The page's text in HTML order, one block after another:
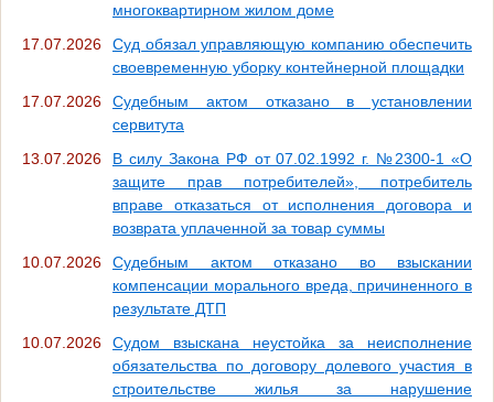
многоквартирном жилом доме
17.07.2026
Суд обязал управляющую компанию обеспечить
своевременную уборку контейнерной площадки
17.07.2026
Судебным актом отказано в установлении
сервитута
13.07.2026
В силу Закона РФ от 07.02.1992 г. №2300-1 «О
защите прав потребителей», потребитель
вправе отказаться от исполнения договора и
возврата уплаченной за товар суммы
10.07.2026
Судебным актом отказано во взыскании
компенсации морального вреда, причиненного в
результате ДТП
10.07.2026
Судом взыскана неустойка за неисполнение
обязательства по договору долевого участия в
строительстве жилья за нарушение